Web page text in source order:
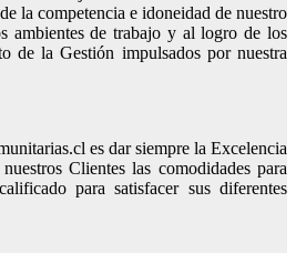
la competencia e idoneidad de nuestro
ambientes de trabajo y al logro de los
de la Gestión impulsados por nuestra
es dar siempre la Excelencia
Clientes las comodidades para
para satisfacer sus diferentes